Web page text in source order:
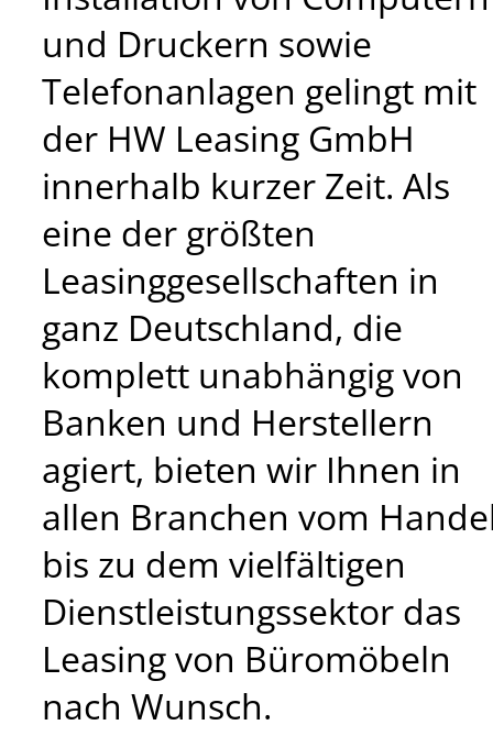
und Druckern sowie
Telefonanlagen gelingt mit
der HW Leasing GmbH
innerhalb kurzer Zeit. Als
eine der größten
Leasinggesellschaften in
ganz Deutschland, die
komplett unabhängig von
Banken und Herstellern
agiert, bieten wir Ihnen in
allen Branchen vom
bis zu dem vielfältigen
Dienstleistungssektor das
Leasing von Büromöbeln
nach Wunsch.